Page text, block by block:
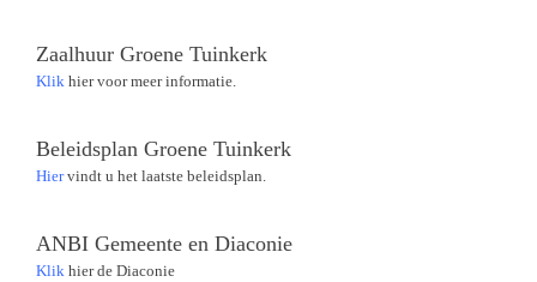
Zaalhuur Groene Tuinkerk
Klik hier voor meer informatie.
Beleidsplan Groene Tuinkerk
Hiervindt u het laatste beleidsplan.
ANBI Gemeente en Diaconie
Klik hier de Diaconie